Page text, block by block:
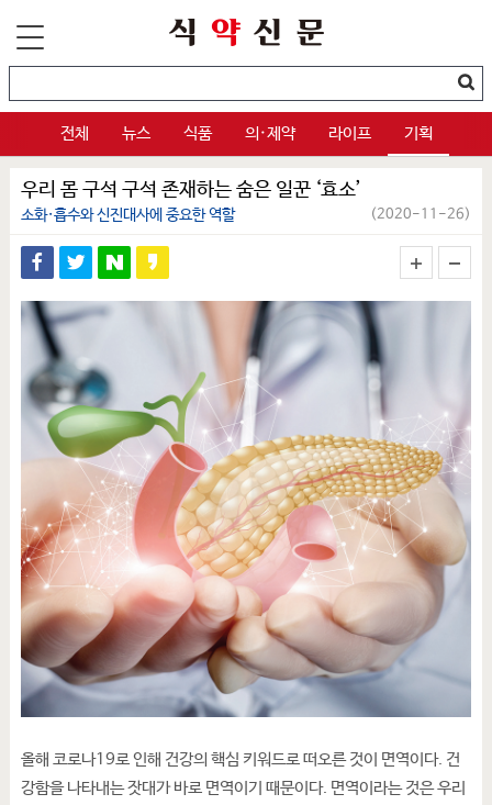
전체 뉴스 식품 의·제약 라이프 기획
우리 몸 구석 구석 존재하는 숨은 일꾼 ‘효소’
소화·흡수와 신진대사에 중요한 역할 (2020-11-26)
올해 코로나19로 인해 건강의 핵심 키워드로 떠오른 것이 면역이다. 건
강함을 나타내는 잣대가 바로 면역이기 때문이다. 면역이라는 것은 우리